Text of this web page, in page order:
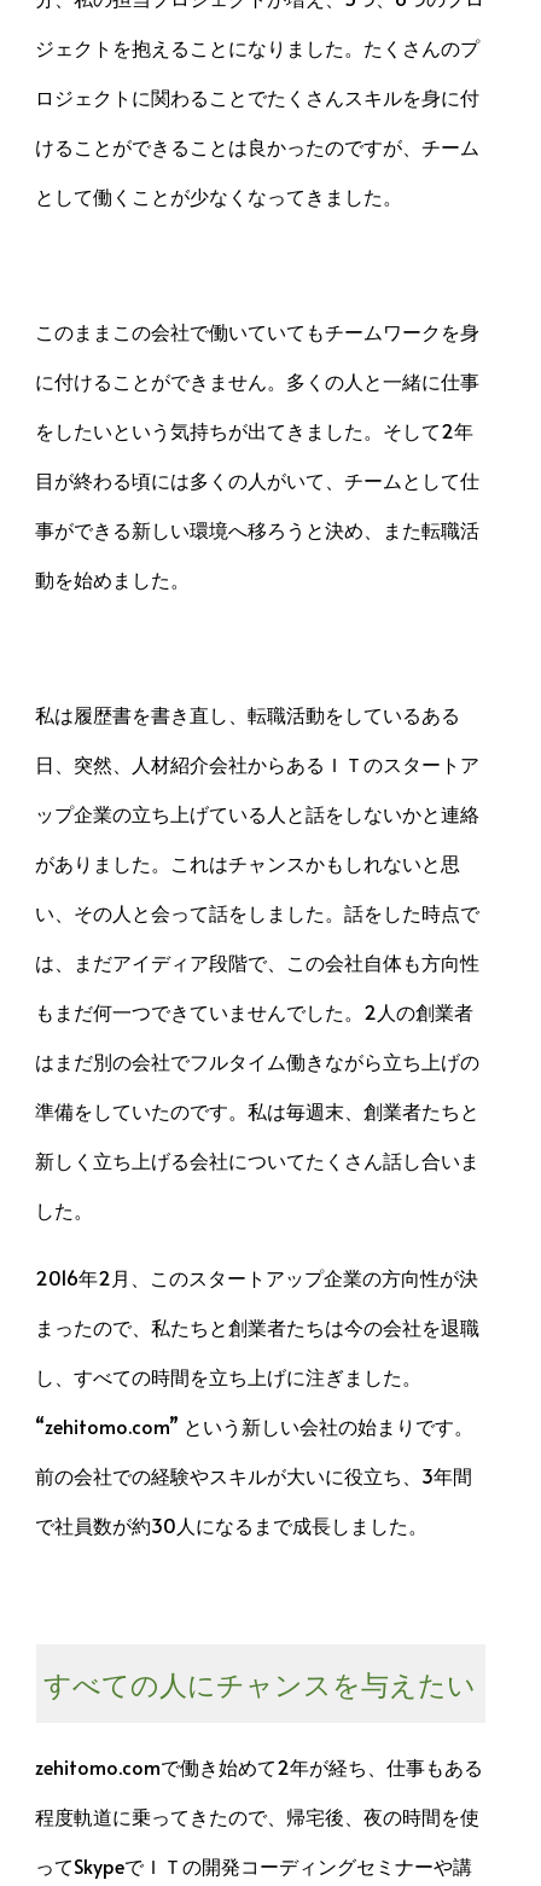
ジェクトを抱えることになりました。たくさんのプ
ロジェクトに関わることでたくさんスキルを身に付
けることができることは良かったのですが、チーム
として働くことが少なくなってきました。
このままこの会社で働いていてもチームワークを身
に付けることができません。多くの人と一緒に仕事
をしたいという気持ちが出てきました。そして2年
目が終わる頃には多くの人がいて、チームとして仕
事ができる新しい環境へ移ろうと決め、また転職活
動を始めました。
私は履歴書を書き直し、転職活動をしているある
日、突然、人材紹介会社からあるＩＴのスタートア
ップ企業の立ち上げている人と話をしないかと連絡
がありました。これはチャンスかもしれないと思
い、その人と会って話をしました。話をした時点で
は、まだアイディア段階で、この会社自体も方向性
もまだ何一つできていませんでした。2人の創業者
はまだ別の会社でフルタイム働きながら立ち上げの
準備をしていたのです。私は毎週末、創業者たちと
新しく立ち上げる会社についてたくさん話し合いま
した。
2016年2月、このスタートアップ企業の方向性が決
まったので、私たちと創業者たちは今の会社を退職
し、すべての時間を立ち上げに注ぎました。
“zehitomo.com” という新しい会社の始まりです。
前の会社での経験やスキルが大いに役立ち、3年間
で社員数が約30人になるまで成長しました。
すべての人にチャンスを与えたい
zehitomo.comで働き始めて2年が経ち、仕事もある
程度軌道に乗ってきたので、帰宅後、夜の時間を使
ってSkypeでＩＴの開発コーディングセミナーや講